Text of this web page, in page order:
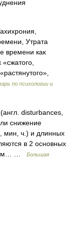
Утрата
времени как
по психологии и
disturbances,
снижение
мин, ч.) и длинных
в 2 основных
…
Большая